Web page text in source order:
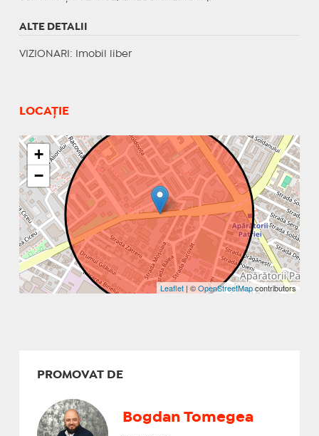
ALTE DETALII
VIZIONARI : Imobil liber
LOCAȚIE
+
−
Leaflet | ©OpenStreetMapcontributors
PROMOVAT DE
Bogdan Tomegea